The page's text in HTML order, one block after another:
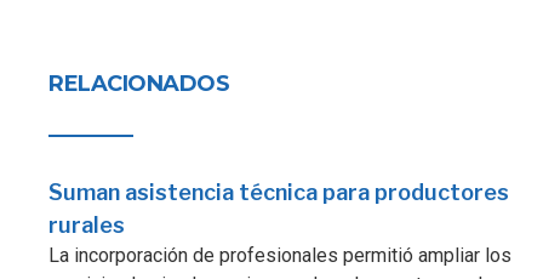
RELACIONADOS
Suman asistencia técnica para productores
rurales
La incorporación de profesionales permitió ampliar los